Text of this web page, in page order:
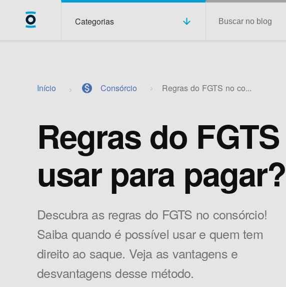
Categorias
Início monetization_on Consórcio Regras do FGTS no co...
Regras do
usar para
Descubra as regras do FGTS no consórcio!
Saiba quando é possível usar e quem tem
direito ao saque. Veja as vantagens e
desvantagens desse método.